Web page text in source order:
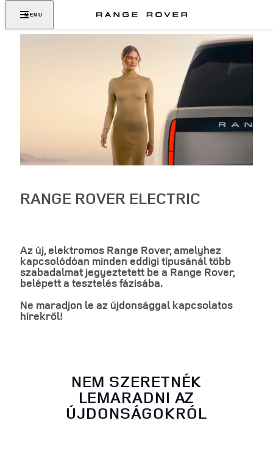
MENU
RANGE ROVER ELECTRIC
Az új, elektromos Range Rover, amelyhez
kapcsolódóan minden eddigi típusánál több
szabadalmat jegyeztetett be a Range Rover,
belépett a tesztelés fázisába.
Ne maradjon le az újdonsággal kapcsolatos
hírekről!
NEM SZERETNÉK
LEMARADNI AZ
ÚJDONSÁGOKRÓL